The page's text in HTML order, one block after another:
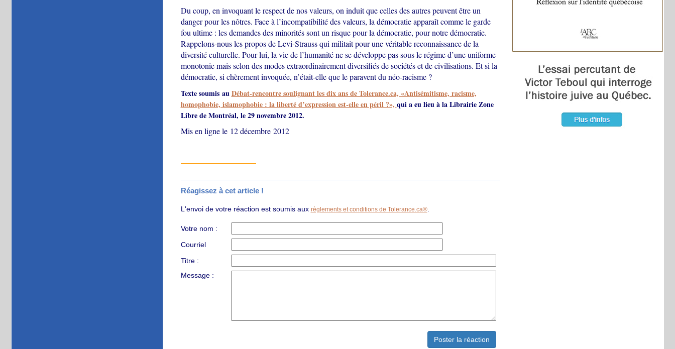
Du coup, en invoquant le respect de nos valeurs, on induit que celles des autres peuvent être un
danger pour les nôtres. Face à l’incompatibilité des valeurs, la démocratie apparaît comme le garde
fou ultime : les demandes des minorités sont un risque pour la démocratie, pour notre démocratie.
Rappelons-nous les propos de Levi-Strauss qui militait pour une véritable reconnaissance de la
diversité culturelle. Pour lui, la vie de l’humanité ne se développe pas sous le régime d’une uniforme
monotonie mais selon des modes extraordinairement diversifiés de sociétés et de civilisations. Et si la
démocratie, si chèrement invoquée, n’était-elle que le paravent du néo-racisme ?
Texte soumis auDébat-rencontre soulignant les dix ans de Tolerance.ca, «Antisémitisme, racisme,
homophobie, islamophobie : la liberté d’expression est-elle en péril ?», qui a eu lieu à la Librairie Zone
Libre de Montréal, le 29 novembre 2012.
Mis en ligne le 12 décembre 2012
Réagissez à cet article !
L'envoi de votre réaction est soumis aux règlements et conditions de Tolerance.ca®.
Votre nom :
Courriel
Titre :
Message :